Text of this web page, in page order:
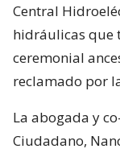
Central
hidráulicas que
ceremonial
reclamado por
La abogada y
Ciudadano,